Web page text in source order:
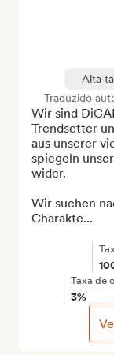
Alta
Traduzido
Wir sind
Trendsetter
aus unserer
spiegeln
wider.
Wir suchen
Charakte...
Taxa de
3%